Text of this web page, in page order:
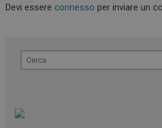
Devi essereconnesso per inviare un